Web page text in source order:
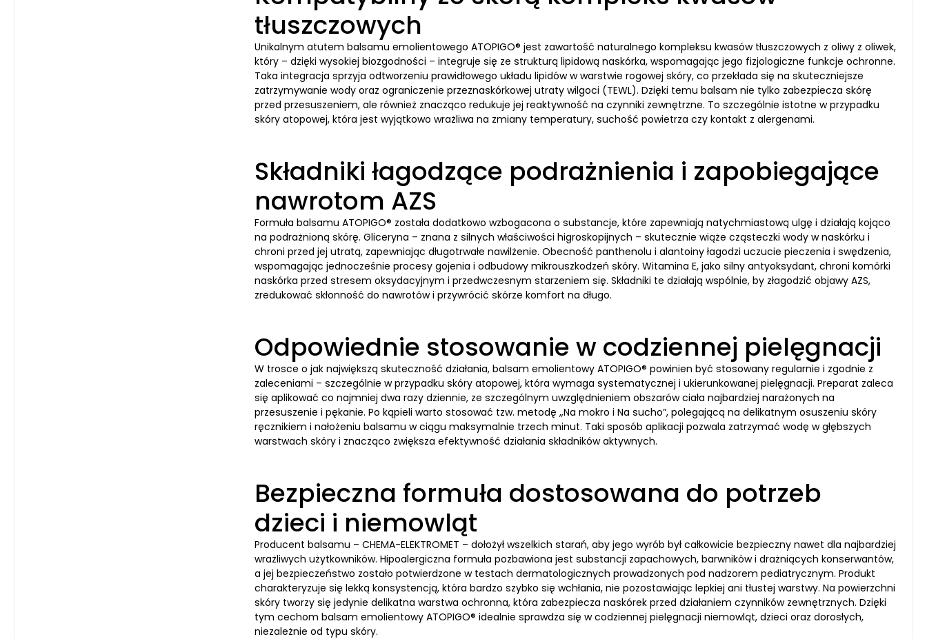
tłuszczowych
Unikalnym atutem balsamu emolientowego ATOPIGO® jest zawartość naturalnego kompleksu kwasów tłuszczowych z oliwy z oliwek,
który – dzięki wysokiej biozgodności – integruje się ze strukturą lipidową naskórka, wspomagając jego fizjologiczne funkcje ochronne.
Taka integracja sprzyja odtworzeniu prawidłowego układu lipidów w warstwie rogowej skóry, co przekłada się na skuteczniejsze
zatrzymywanie wody oraz ograniczenie przeznaskórkowej utraty wilgoci (TEWL). Dzięki temu balsam nie tylko zabezpiecza skórę
przed przesuszeniem, ale również znacząco redukuje jej reaktywność na czynniki zewnętrzne. To szczególnie istotne w przypadku
skóry atopowej, która jest wyjątkowo wrażliwa na zmiany temperatury, suchość powietrza czy kontakt z alergenami.
Składniki łagodzące podrażnienia i zapobiegające
nawrotom AZS
Formuła balsamu ATOPIGO® została dodatkowo wzbogacona o substancje, które zapewniają natychmiastową ulgę i działają kojąco
na podrażnioną skórę. Gliceryna – znana z silnych właściwości higroskopijnych – skutecznie wiąże cząsteczki wody w naskórku i
chroni przed jej utratą, zapewniając długotrwałe nawilżenie. Obecność panthenolu i alantoiny łagodzi uczucie pieczenia i swędzenia,
wspomagając jednocześnie procesy gojenia i odbudowy mikrouszkodzeń skóry. Witamina E, jako silny antyoksydant, chroni komórki
naskórka przed stresem oksydacyjnym i przedwczesnym starzeniem się. Składniki te działają wspólnie, by złagodzić objawy AZS,
zredukować skłonność do nawrotów i przywrócić skórze komfort na długo.
Odpowiednie stosowanie w codziennej pielęgnacji
W trosce o jak największą skuteczność działania, balsam emolientowy ATOPIGO® powinien być stosowany regularnie i zgodnie z
zaleceniami – szczególnie w przypadku skóry atopowej, która wymaga systematycznej i ukierunkowanej pielęgnacji. Preparat zaleca
się aplikować co najmniej dwa razy dziennie, ze szczególnym uwzględnieniem obszarów ciała najbardziej narażonych na
przesuszenie i pękanie. Po kąpieli warto stosować tzw. metodę „Na mokro i Na sucho”, polegającą na delikatnym osuszeniu skóry
ręcznikiem i nałożeniu balsamu w ciągu maksymalnie trzech minut. Taki sposób aplikacji pozwala zatrzymać wodę w głębszych
warstwach skóry i znacząco zwiększa efektywność działania składników aktywnych.
Bezpieczna formuła dostosowana do potrzeb
dzieci i niemowląt
Producent balsamu – CHEMA-ELEKTROMET – dołożył wszelkich starań, aby jego wyrób był całkowicie bezpieczny nawet dla najbardziej
wrażliwych użytkowników. Hipoalergiczna formuła pozbawiona jest substancji zapachowych, barwników i drażniących konserwantów,
a jej bezpieczeństwo zostało potwierdzone w testach dermatologicznych prowadzonych pod nadzorem pediatrycznym. Produkt
charakteryzuje się lekką konsystencją, która bardzo szybko się wchłania, nie pozostawiając lepkiej ani tłustej warstwy. Na powierzchni
skóry tworzy się jedynie delikatna warstwa ochronna, która zabezpiecza naskórek przed działaniem czynników zewnętrznych. Dzięki
tym cechom balsam emolientowy ATOPIGO® idealnie sprawdza się w codziennej pielęgnacji niemowląt, dzieci oraz dorosłych,
niezależnie od typu skóry.